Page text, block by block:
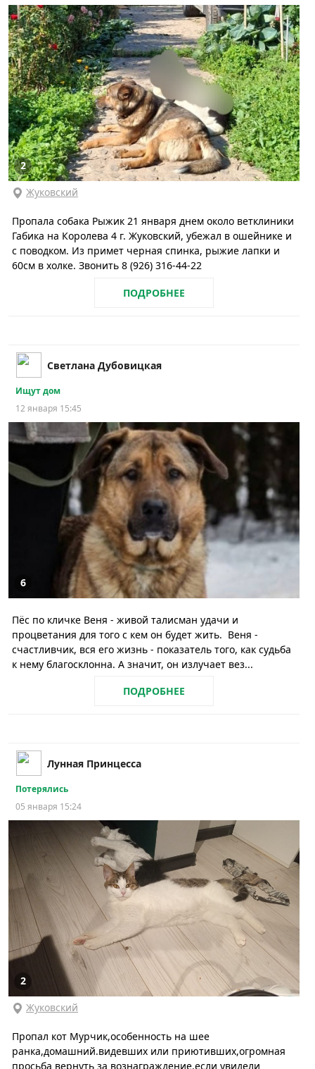
2
Жуковский
Пропала собака Рыжик 21 января днем около ветклиники
Габика на Королева 4 г. Жуковский, убежал в ошейнике и
с поводком. Из примет черная спинка, рыжие лапки и
60см в холке. Звонить 8 (926) 316-44-22
ПОДРОБНЕЕ
Светлана Дубовицкая
Ищут дом
12 января 15:45
6
‎Пёс по кличке Веня - живой талисман удачи и
процветания для того с кем он будет жить. ‎ ‎Веня -
счастливчик, вся его жизнь - показатель того, как судьба
к нему благосклонна. А значит, он излучает вез...
ПОДРОБНЕЕ
Лунная Принцесса
Потерялись
05 января 15:24
2
Жуковский
Пропал кот Мурчик,особенность на шее
ранка,домашний.видевших или приютивших,огромная
просьба вернуть за вознаграждение,если увидели